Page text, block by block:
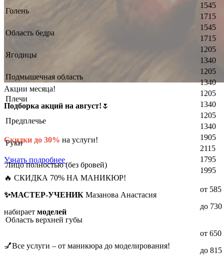
Акции месяца!
Подборка акций на август! 🌷
Скидки до 30% на услуги!
Узнать подробнее
🔥 СКИДКА 70% НА МАНИКЮР!
✨МАСТЕР-УЧЕНИК Мазанова Анастасия
набирает моделей
💅Все услуги – от маникюра до моделирования!
Голень
1545
1715
Область бедра
1545
1715
Ягодицы
1205
1340
Подмышечная область
1205
1340
Плечи
1205
1340
Предплечье
1205
1340
Руки
1905
2115
Лицо полностью (без бровей)
1795
1995
Область верхней губы
от 585
до 730
от 650
до 815